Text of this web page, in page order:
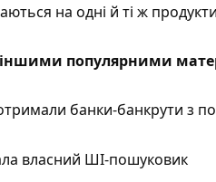
на одні й ті ж продукти
популярними
банки-банкрути з
власний ШІ-пошуковик